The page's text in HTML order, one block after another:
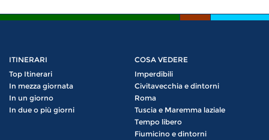
ITINERARI
Top Itinerari
In mezza giornata
In un giorno
In due o più giorni
COSA VEDERE
Imperdibili
Civitavecchia e dintorni
Roma
Tuscia e Maremma laziale
Tempo libero
Fiumicino e dintorni